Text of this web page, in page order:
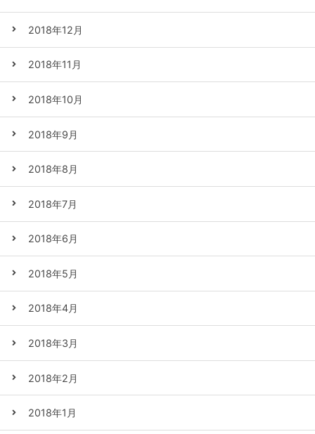
2018年12月
2018年11月
2018年10月
2018年9月
2018年8月
2018年7月
2018年6月
2018年5月
2018年4月
2018年3月
2018年2月
2018年1月